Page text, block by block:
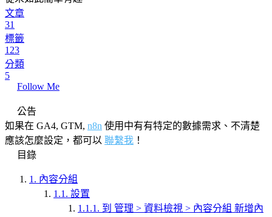
文章
31
標籤
123
分類
5
Follow Me
公告
如果在 GA4, GTM, n8n 使用中有有特定的數據需求、不清楚
應該怎麼設定，都可以 聯繫我 ！
目錄
1. 內容分組
1.1. 設置
1.1.1. 到 管理 > 資料檢視 > 內容分組 新增內